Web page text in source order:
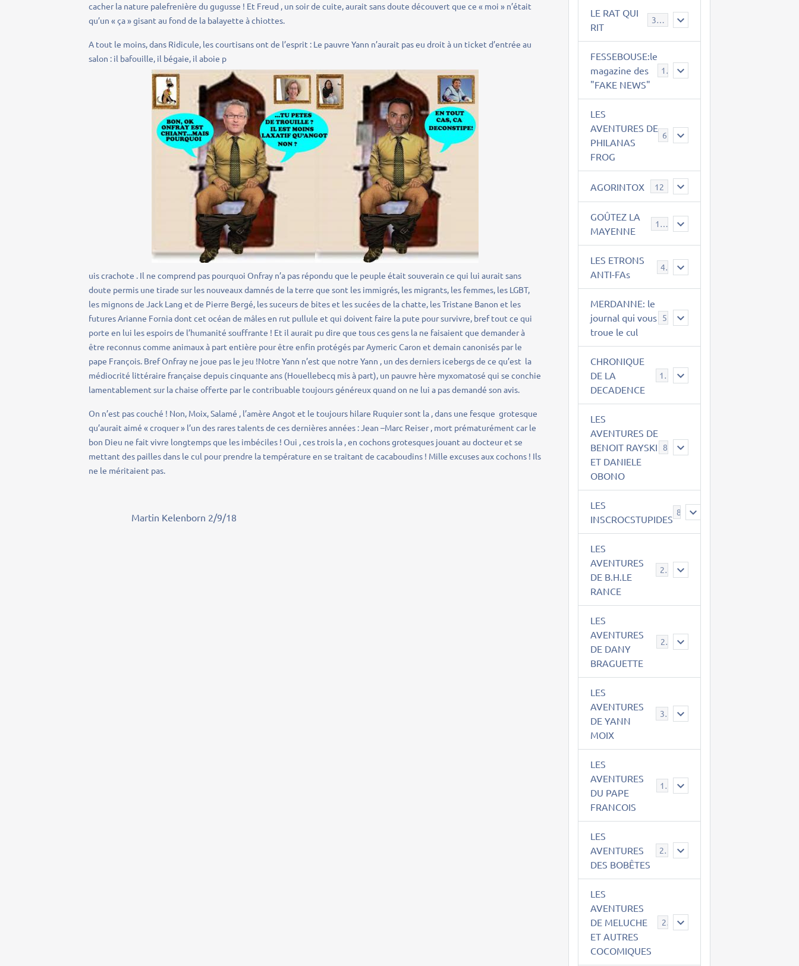
cacher la nature palefrenière du gugusse ! Et Freud , un soir de cuite, aurait sans doute découvert que ce « moi » n’était
qu’un « ça » gisant au fond de la balayette à chiottes.
A tout le moins, dans Ridicule, les courtisans ont de l’esprit : Le pauvre Yann n’aurait pas eu droit à un ticket d’entrée au
salon : il bafouille, il bégaie, il aboie p
uis crachote . Il ne comprend pas pourquoi Onfray n’a pas répondu que le peuple était souverain ce qui lui aurait sans
doute permis une tirade sur les nouveaux damnés de la terre que sont les immigrés, les migrants, les femmes, les LGBT,
les mignons de Jack Lang et de Pierre Bergé, les suceurs de bites et les sucées de la chatte, les Tristane Banon et les
futures Arianne Fornia dont cet océan de mâles en rut pullule et qui doivent faire la pute pour survivre, bref tout ce qui
porte en lui les espoirs de l’humanité souffrante ! Et il aurait pu dire que tous ces gens la ne faisaient que demander à
être reconnus comme animaux à part entière pour être enfin protégés par Aymeric Caron et demain canonisés par le
pape François. Bref Onfray ne joue pas le jeu !Notre Yann n’est que notre Yann , un des derniers icebergs de ce qu’est la
médiocrité littéraire française depuis cinquante ans (Houellebecq mis à part), un pauvre hère myxomatosé qui se conchie
lamentablement sur la chaise offerte par le contribuable toujours généreux quand on ne lui a pas demandé son avis.
On n’est pas couché ! Non, Moix, Salamé , l’amère Angot et le toujours hilare Ruquier sont la , dans une fesque grotesque
qu’aurait aimé « croquer » l’un des rares talents de ces dernières années : Jean –Marc Reiser , mort prématurément car le
bon Dieu ne fait vivre longtemps que les imbéciles ! Oui , ces trois la , en cochons grotesques jouant au docteur et se
mettant des pailles dans le cul pour prendre la température en se traitant de cacaboudins ! Mille excuses aux cochons ! Ils
ne le méritaient pas.
Martin Kelenborn 2/9/18
LE RAT QUI
RIT
395
FESSEBOUSE:le
magazine des
"FAKE NEWS"
19
LES
AVENTURES DE
PHILANAS
FROG
AGORINTOX 12
GOÛTEZ LA
MAYENNE
189
LES ETRONS
ANTI-FAs
4
MERDANNE: le
journal qui vous
troue le cul
CHRONIQUE
DE LA
DECADENCE
12
LES
AVENTURES DE
BENOIT RAYSKI
ET DANIELE
OBONO
LES
INSCROCSTUPIDES
8
LES
AVENTURES
DE B.H.LE
RANCE
21
LES
AVENTURES
DE DANY
BRAGUETTE
29
LES
AVENTURES
DE YANN
MOIX
39
LES
AVENTURES
DU PAPE
FRANCOIS
15
LES
AVENTURES
DES BOBÊTES
23
LES
AVENTURES
DE MELUCHE
ET AUTRES
COCOMIQUES
22